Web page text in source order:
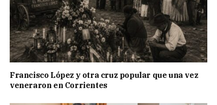
Francisco López y otra cruz popular que una vez
veneraron en Corrientes